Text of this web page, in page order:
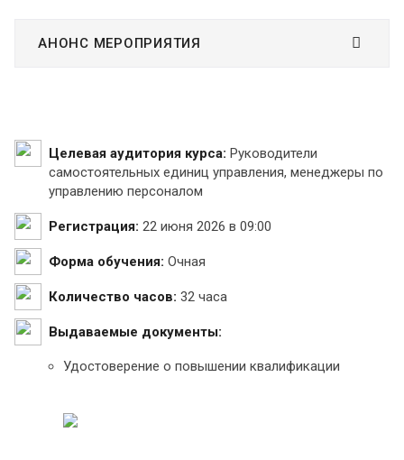
АНОНС МЕРОПРИЯТИЯ
Целевая аудитория курса: Руководители
самостоятельных единиц управления, менеджеры по
управлению персоналом
Регистрация: 22 июня 2026 в 09:00
Форма обучения: Очная
Количество часов: 32 часа
Выдаваемые документы:
Удостоверение о повышении квалификации